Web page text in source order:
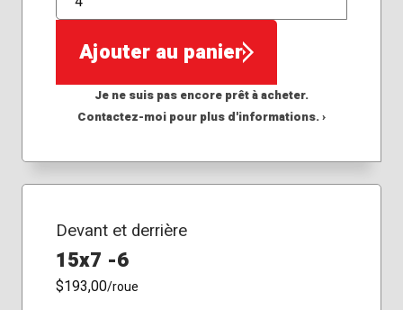
QTÉ
Ajouter au panier
Je ne suis pas encore prêt à acheter.
Contactez-moi pour plus d'informations. ›
Devant et derrière
15x7 -6
$193,00/roue